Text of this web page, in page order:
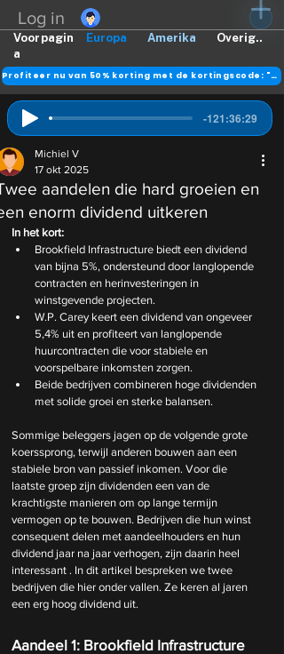
Log in
Europa Amerika Overig..
Voorpagin
a
Profiteer nu van 50% korting met de kortingscode: "DANK"
-121:36:29
aandelen die hard groeien en
enorm dividend uitkeren
Michiel V
17 okt 2025
In het kort:
Brookfield Infrastructure biedt een dividend
van bijna 5%, ondersteund door langlopende
contracten en herinvesteringen in
winstgevende projecten.
W.P. Carey keert een dividend van ongeveer
5,4% uit en profiteert van langlopende
huurcontracten die voor stabiele en
voorspelbare inkomsten zorgen.
Beide bedrijven combineren hoge dividenden
met solide groei en sterke balansen.
Sommige beleggers jagen op de volgende grote
koerssprong, terwijl anderen bouwen aan een
stabiele bron van passief inkomen. Voor die
laatste groep zijn dividenden een van de
krachtigste manieren om op lange termijn
vermogen op te bouwen. Bedrijven die hun winst
consequent delen met aandeelhouders en hun
dividend jaar na jaar verhogen, zijn daarin heel
interessant . In dit artikel bespreken we twee
bedrijven die hier onder vallen. Ze keren al jaren
een erg hoog dividend uit.
Aandeel 1: Brookfield Infrastructure